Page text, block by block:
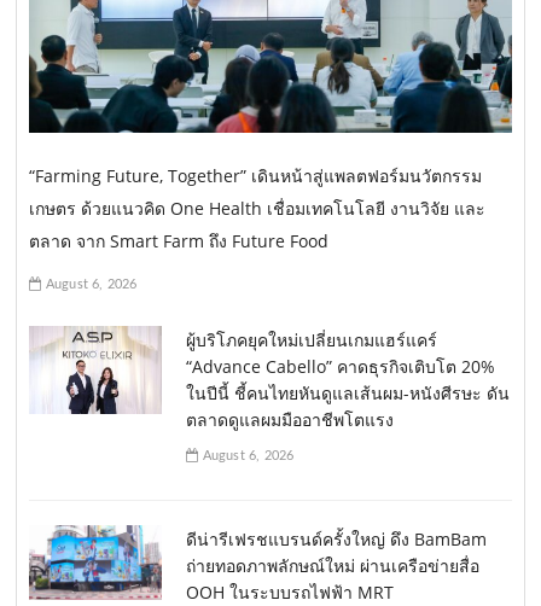
“Farming Future, Together” เดินหน้าสู่แพลตฟอร์มนวัตกรรม
เกษตร ด้วยแนวคิด One Health เชื่อมเทคโนโลยี งานวิจัย และ
ตลาด จาก Smart Farm ถึง Future Food
August 6, 2026
ผู้บริโภคยุคใหม่เปลี่ยนเกมแฮร์แคร์
“Advance Cabello” คาดธุรกิจเติบโต 20%
ในปีนี้ ชี้คนไทยหันดูแลเส้นผม-หนังศีรษะ ดัน
ตลาดดูแลผมมืออาชีพโตแรง
August 6, 2026
ดีน่ารีเฟรชแบรนด์ครั้งใหญ่ ดึง BamBam
ถ่ายทอดภาพลักษณ์ใหม่ ผ่านเครือข่ายสื่อ
OOH ในระบบรถไฟฟ้า MRT